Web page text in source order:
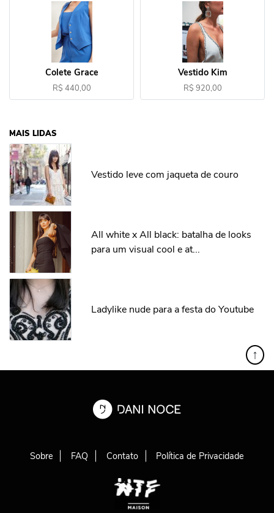
Colete Grace
R$ 440,00
Vestido Kim
R$ 920,00
MAIS LIDAS
Vestido leve com jaqueta de couro
All white x All black: batalha de looks
para um visual cool e at...
Ladylike nude para a festa do Youtube
↑
Sobre FAQ Contato Política de Privacidade